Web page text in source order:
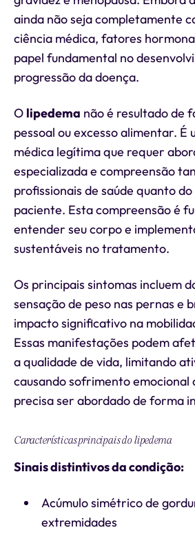
ainda não seja completamente
ciência médica, fatores
papel fundamental no
progressão da doença.
O lipedema não é resultado de
pessoal ou excesso alimentar. É
médica legítima que requer
especializada e compreensão
profissionais de saúde quanto
paciente. Esta compreensão é
entender seu corpo e
sustentáveis no tratamento.
Os principais sintomas incluem
sensação de peso nas pernas e
impacto significativo na
Essas manifestações podem
a qualidade de vida, limitando
causando sofrimento emocional
precisa ser abordado de forma
Características principais do lipedema
Sinais distintivos da condição:
Acúmulo simétrico de
extremidades